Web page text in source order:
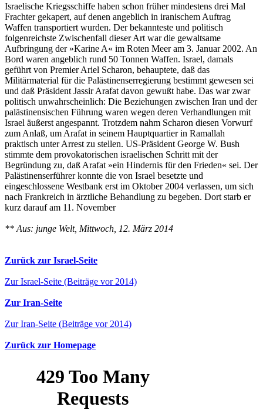
Israelische Kriegsschiffe haben schon früher mindestens drei Mal
Frachter gekapert, auf denen angeblich in iranischem Auftrag
Waffen transportiert wurden. Der bekannteste und politisch
folgenreichste Zwischenfall dieser Art war die gewaltsame
Aufbringung der »Karine A« im Roten Meer am 3. Januar 2002. An
Bord waren angeblich rund 50 Tonnen Waffen. Israel, damals
geführt von Premier Ariel Scharon, behauptete, daß das
Militärmaterial für die Palästinenserregierung bestimmt gewesen sei
und daß Präsident Jassir Arafat davon gewußt habe. Das war zwar
politisch unwahrscheinlich: Die Beziehungen zwischen Iran und der
palästinensischen Führung waren wegen deren Verhandlungen mit
Israel äußerst angespannt. Trotzdem nahm Scharon diesen Vorwurf
zum Anlaß, um Arafat in seinem Hauptquartier in Ramallah
praktisch unter Arrest zu stellen. US-Präsident George W. Bush
stimmte dem provokatorischen israelischen Schritt mit der
Begründung zu, daß Arafat »ein Hindernis für den Frieden« sei. Der
Palästinenserführer konnte die von Israel besetzte und
eingeschlossene Westbank erst im Oktober 2004 verlassen, um sich
nach Frankreich in ärztliche Behandlung zu begeben. Dort starb er
kurz darauf am 11. November
** Aus: junge Welt, Mittwoch, 12. März 2014
Zurück zur Israel-Seite
Zur Israel-Seite (Beiträge vor 2014)
Zur Iran-Seite
Zur Iran-Seite (Beiträge vor 2014)
Zurück zur Homepage